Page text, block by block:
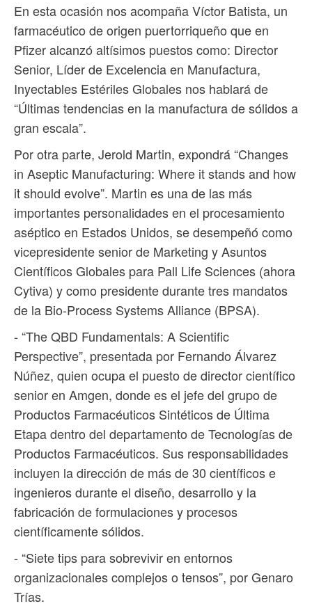
En esta ocasión nos acompaña Víctor Batista, un
farmacéutico de origen puertorriqueño que en
Pfizer alcanzó altísimos puestos como: Director
Senior, Líder de Excelencia en Manufactura,
Inyectables Estériles Globales nos hablará de
“Últimas tendencias en la manufactura de sólidos a
gran escala”.
Por otra parte, Jerold Martin, expondrá “Changes
in Aseptic Manufacturing: Where it stands and how
it should evolve”. Martin es una de las más
importantes personalidades en el procesamiento
aséptico en Estados Unidos, se desempeñó como
vicepresidente senior de Marketing y Asuntos
Científicos Globales para Pall Life Sciences (ahora
Cytiva) y como presidente durante tres mandatos
de la Bio-Process Systems Alliance (BPSA).
- “The QBD Fundamentals: A Scientific
Perspective”, presentada por Fernando Álvarez
Núñez, quien ocupa el puesto de director científico
senior en Amgen, donde es el jefe del grupo de
Productos Farmacéuticos Sintéticos de Última
Etapa dentro del departamento de Tecnologías de
Productos Farmacéuticos. Sus responsabilidades
incluyen la dirección de más de 30 científicos e
ingenieros durante el diseño, desarrollo y la
fabricación de formulaciones y procesos
científicamente sólidos.
- “Siete tips para sobrevivir en entornos
organizacionales complejos o tensos”, por Genaro
Trías.